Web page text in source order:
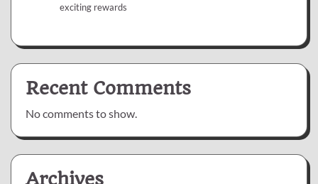
exciting rewards
Recent Comments
No comments to show.
Archives